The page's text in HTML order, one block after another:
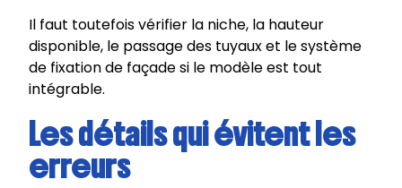
Il faut toutefois vérifier la niche, la hauteur
disponible, le passage des tuyaux et le système
de fixation de façade si le modèle est tout
intégrable.
Les détails qui évitent les
erreurs